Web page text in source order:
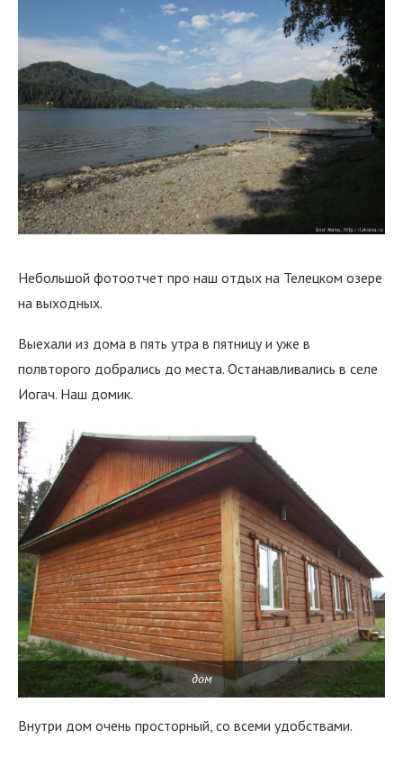
Небольшой фотоотчет про наш отдых на Телецком озере
на выходных.
Выехали из дома в пять утра в пятницу и уже в
полвторого добрались до места. Останавливались в селе
Иогач. Наш домик.
дом
Внутри дом очень просторный, со всеми удобствами.